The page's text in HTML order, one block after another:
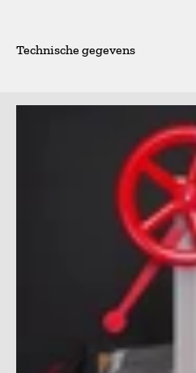
Technische gegevens